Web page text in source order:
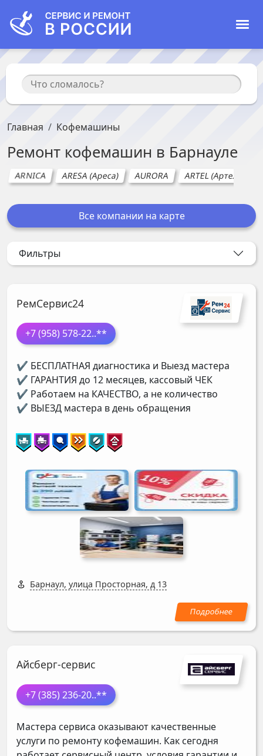
Главная Кофемашины
Ремонт кофемашин в Барнауле
ARNICA ARESA (Ареса) AURORA ARTEL (Артел)
Все компании на карте
Фильтры
РемСервис24
+7 (958) 578-22..**
✔ БЕСПЛАТНАЯ диагностика и Выезд мастера
✔ ГАРАНТИЯ до 12 месяцев, кассовый ЧЕК
✔ Работаем на КАЧЕСТВО, а не количество
✔ ВЫЕЗД мастера в день обращения
Барнаул, улица Просторная, д 13
Айсберг-сервис
+7 (385) 236-20..**
Мастера сервиса оказывают качественные
услуги по ремонту кофемашин. Как сегодня